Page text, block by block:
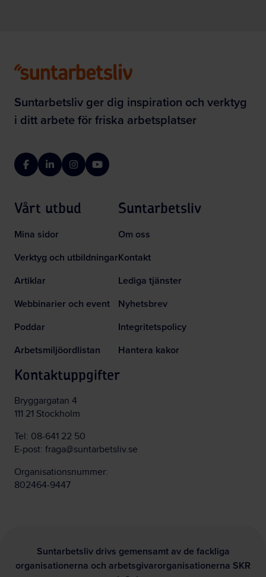
Suntarbetsliv ger dig inspiration och verktyg
i ditt arbete för friska arbetsplatser
FacebookLinkedInInstagramYouTube
Vårt utbud
Mina sidor
Verktyg och utbildningar
Artiklar
Webbinarier och event
Poddar
Arbetsmiljöordlistan
Suntarbetsliv
Om oss
Kontakt
Lediga tjänster
Nyhetsbrev
Integritetspolicy
Hantera kakor
Kontaktuppgifter
Bryggargatan 4
111 21 Stockholm
Tel: 08-641 22 50
E-post: fraga@suntarbetsliv.se
Organisationsnummer:
802464-9447
Suntarbetsliv drivs gemensamt av de fackliga
organisationerna och arbetsgivarorganisationerna SKR